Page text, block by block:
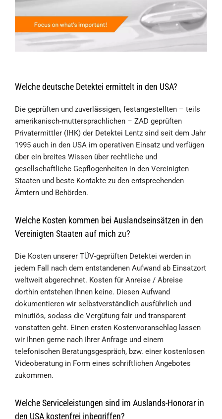
Welche deutsche Detektei ermittelt in den USA?
Die geprüften und zuverlässigen, festangestellten – teils
amerikanisch-muttersprachlichen – ZAD geprüften
Privatermittler (IHK) der Detektei Lentz sind seit dem Jahr
1995 auch in den USA im operativen Einsatz und verfügen
über ein breites Wissen über rechtliche und
gesellschaftliche Gepflogenheiten in den Vereinigten
Staaten und beste Kontakte zu den entsprechenden
Ämtern und Behörden.
Welche Kosten kommen bei Auslandseinsätzen in den
Vereinigten Staaten auf mich zu?
Die Kosten unserer TÜV-geprüften Detektei werden in
jedem Fall nach dem entstandenen Aufwand ab Einsatzort
weltweit abgerechnet. Kosten für Anreise / Abreise
dorthin entstehen Ihnen keine. Diesen Aufwand
dokumentieren wir selbstverständlich ausführlich und
minutiös, sodass die Vergütung fair und transparent
vonstatten geht. Einen ersten Kostenvoranschlag lassen
wir Ihnen gerne nach Ihrer Anfrage und einem
telefonischen Beratungsgespräch, bzw. einer kostenlosen
Videoberatung in Form eines schriftlichen Angebotes
zukommen.
Welche Serviceleistungen sind im Auslands-Honorar in
den USA kostenfrei inbegriffen?